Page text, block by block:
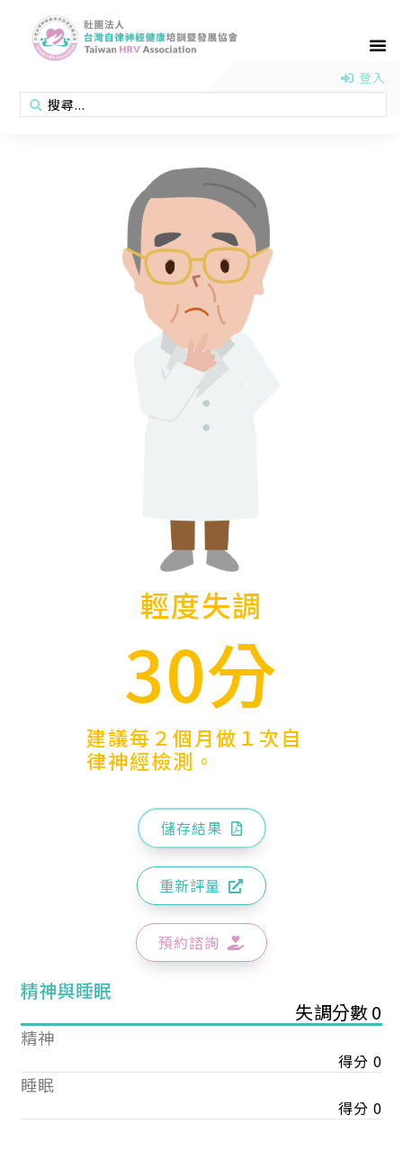
登入
輕度失調
30分
建議每２個月做１次自
律神經檢測。
儲存結果
重新評量
預約諮詢
精神與睡眠
失調分數 0
精神
得分 0
睡眠
得分 0